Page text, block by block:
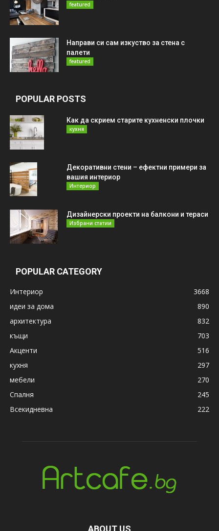
featured
Направи си сам изкуство за стена с
палети
featured
POPULAR POSTS
Как да скрием старите кухненски плочки
кухня
Декоративни стени – ефектни примери за
вашия интериор
Интериор
Дизайнерски проекти на балкони и тераси
Избрани статии
POPULAR CATEGORY
Интериор
3668
идеи за дома
890
архитектура
832
къщи
703
Акценти
516
кухня
297
мебели
270
Спалня
245
Всекидневна
222
ABOUT US